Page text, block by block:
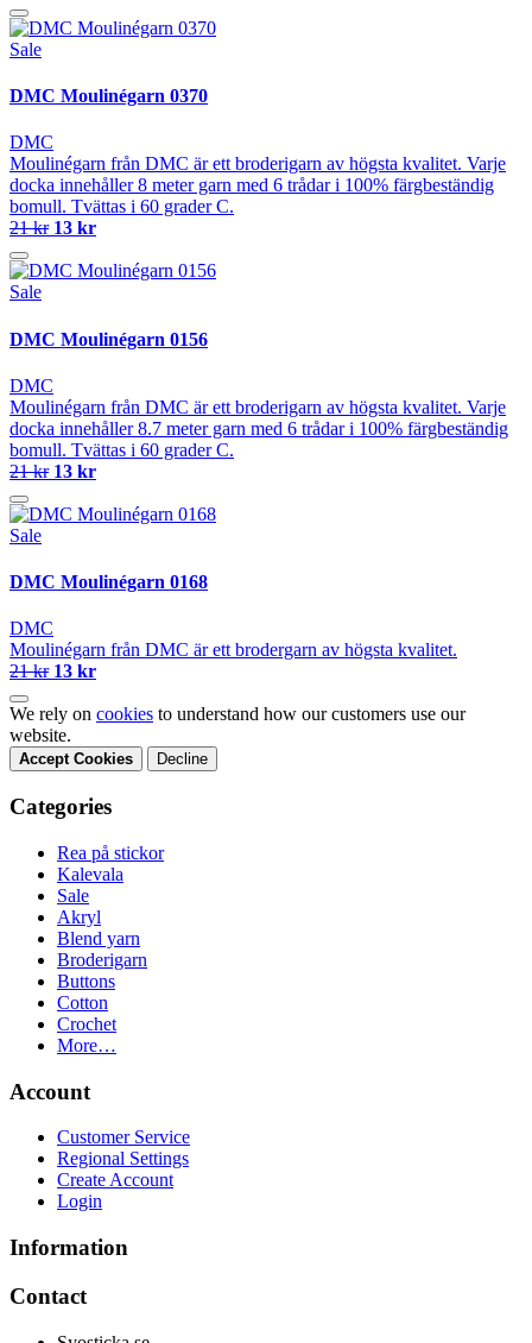
Sale
DMC Moulinégarn 0370
DMC
Moulinégarn från DMC är ett broderigarn av högsta kvalitet. Varje
docka innehåller 8 meter garn med 6 trådar i 100% färgbeständig
bomull. Tvättas i 60 grader C.
21 kr 13 kr
Sale
DMC Moulinégarn 0156
DMC
Moulinégarn från DMC är ett broderigarn av högsta kvalitet. Varje
docka innehåller 8.7 meter garn med 6 trådar i 100% färgbeständig
bomull. Tvättas i 60 grader C.
21 kr 13 kr
Sale
DMC Moulinégarn 0168
DMC
Moulinégarn från DMC är ett brodergarn av högsta kvalitet.
21 kr 13 kr
We rely on cookies to understand how our customers use our
website.
Accept Cookies Decline
Categories
Rea på stickor
Kalevala
Sale
Akryl
Blend yarn
Broderigarn
Buttons
Cotton
Crochet
More…
Account
Customer Service
Regional Settings
Create Account
Login
Information
Contact